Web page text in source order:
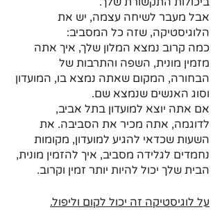
אבל מעבר לשיחה עצמה, יש את
הלוגיסטיקה, שזה כל המסביב:
כמה קרוב נמצא המלון שלך, איך אתה
מזמין מונית, השפה והתרבות של
הבחורה, המקום שאתה נמצא בו, המועדון
וסוג האנשים שנמצא שם.
אם אתה יוצא למועדון בתל אביב,
לדוגמה, אתה מכיר את הסביבה. את
השעות שכדאי להגיע למועדון, מקומות
נחמדים לגלידה מסביב, איך להזמין מונית,
הבית שלך יכול להיות יותר זמין וקרוב.
על לוגיסטיקה זה יכול לקום וליפול.